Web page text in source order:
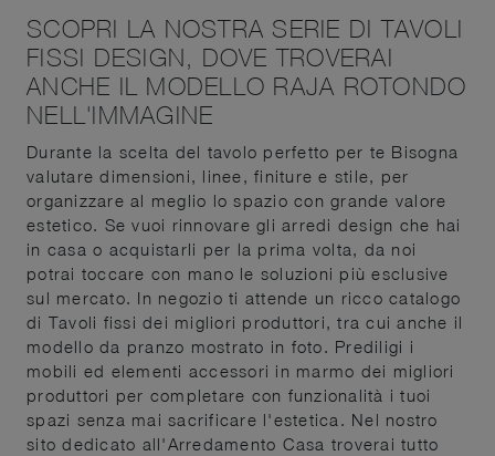
SCOPRI LA NOSTRA SERIE DI TAVOLI
FISSI DESIGN, DOVE TROVERAI
ANCHE IL MODELLO RAJA ROTONDO
NELL'IMMAGINE
Durante la scelta del tavolo perfetto per te Bisogna
valutare dimensioni, linee, finiture e stile, per
organizzare al meglio lo spazio con grande valore
estetico. Se vuoi rinnovare gli arredi design che hai
in casa o acquistarli per la prima volta, da noi
potrai toccare con mano le soluzioni più esclusive
sul mercato. In negozio ti attende un ricco catalogo
di Tavoli fissi dei migliori produttori, tra cui anche il
modello da pranzo mostrato in foto. Prediligi i
mobili ed elementi accessori in marmo dei migliori
produttori per completare con funzionalità i tuoi
spazi senza mai sacrificare l'estetica. Nel nostro
sito dedicato all'Arredamento Casa troverai tutto